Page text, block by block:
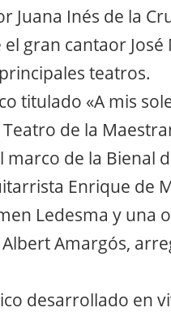
Juana Inés de la
gran cantaor José
teatros.
titulado «A mis
de la
de la Bienal
Enrique de
Ledesma y una
Amargós,
desarrollado en